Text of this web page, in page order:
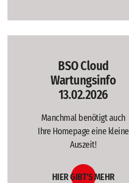
BSO Cloud
Wartungsinfo
13.02.2026
Manchmal benötigt auch
Ihre Homepage eine kleine
Auszeit!
HIER GIBT'S MEHR